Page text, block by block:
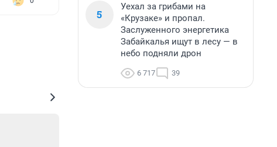
5
Уехал за грибами на
«Крузаке» и пропал.
Заслуженного энергетика
Забайкалья ищут в лесу — в
небо подняли дрон
6 717 39